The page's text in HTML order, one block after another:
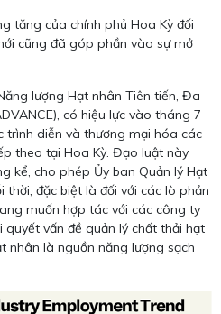
tăng của chính phủ Hoa Kỳ đối
cũng đã góp phần vào sự mở
lượng Hạt nhân Tiên tiến, Đa
có hiệu lực vào tháng 7
trình diễn và thương mại hóa các
theo tại Hoa Kỳ. Đạo luật này
kể, cho phép Ủy ban Quản lý Hạt
thời, đặc biệt là đối với các lò phản
muốn hợp tác với các công ty
quyết vấn đề quản lý chất thải hạt
nhân là nguồn năng lượng sạch